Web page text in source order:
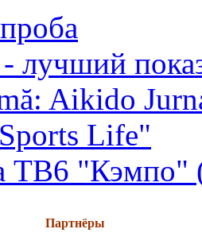
лучший
Aikido
Life"
ТВ6 "Кэмпо"
Партнёры